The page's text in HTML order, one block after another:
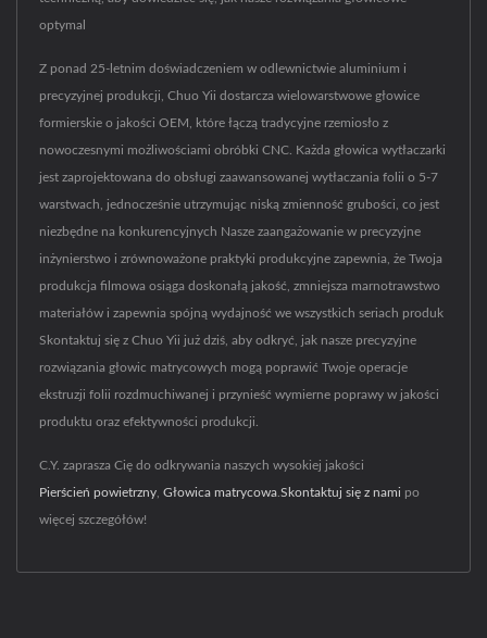
optymal
Z ponad 25-letnim doświadczeniem w odlewnictwie aluminium i
precyzyjnej produkcji, Chuo Yii dostarcza wielowarstwowe głowice
formierskie o jakości OEM, które łączą tradycyjne rzemiosło z
nowoczesnymi możliwościami obróbki CNC. Każda głowica wytłaczarki
jest zaprojektowana do obsługi zaawansowanej wytłaczania folii o 5-7
warstwach, jednocześnie utrzymując niską zmienność grubości, co jest
niezbędne na konkurencyjnych Nasze zaangażowanie w precyzyjne
inżynierstwo i zrównoważone praktyki produkcyjne zapewnia, że Twoja
produkcja filmowa osiąga doskonałą jakość, zmniejsza marnotrawstwo
materiałów i zapewnia spójną wydajność we wszystkich seriach produk
Skontaktuj się z Chuo Yii już dziś, aby odkryć, jak nasze precyzyjne
rozwiązania głowic matrycowych mogą poprawić Twoje operacje
ekstruzji folii rozdmuchiwanej i przynieść wymierne poprawy w jakości
produktu oraz efektywności produkcji.
C.Y. zaprasza Cię do odkrywania naszych wysokiej jakości
Pierścień powietrzny Głowica matrycowa Skontaktuj się z nami po
więcej szczegółów!